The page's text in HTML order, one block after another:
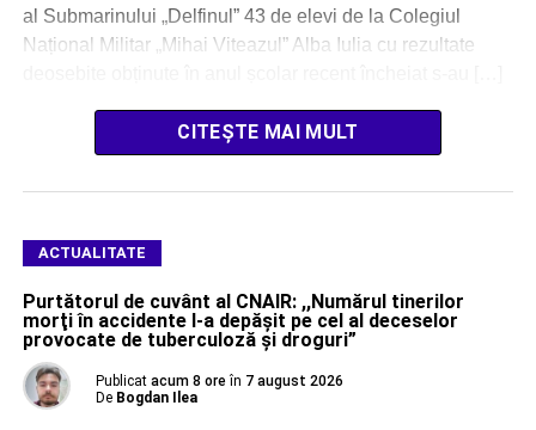
al Submarinului „Delfinul” 43 de elevi de la Colegiul
Național Militar „Mihai Viteazul” Alba Iulia cu rezultate
CITEȘTE MAI MULT
ACTUALITATE
Purtătorul de cuvânt al CNAIR: ,,Numărul tinerilor
morţi în accidente l-a depăşit pe cel al deceselor
provocate de tuberculoză şi droguri”
Publicat acum 8 ore în 7 august 2026
De Bogdan Ilea